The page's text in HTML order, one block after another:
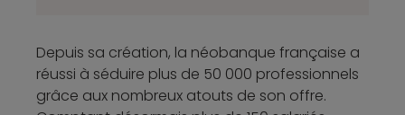
Depuis sa création, la néobanque française a
réussi à séduire plus de 50 000 professionnels
grâce aux nombreux atouts de son offre.